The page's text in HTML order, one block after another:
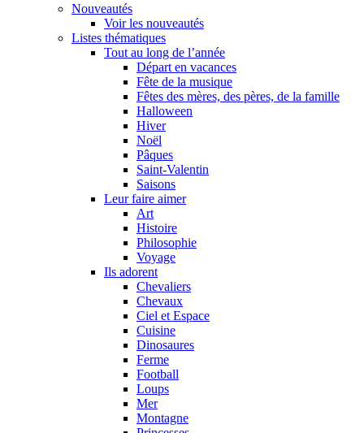
Nouveautés
Voir les nouveautés
Listes thématiques
Tout au long de l’année
Départ en vacances
Fête de la musique
Fêtes des mères, des pères, de la famille
Halloween
Hiver
Noël
Pâques
Saint-Valentin
Saisons
Leur faire aimer
Art
Histoire
Philosophie
Voyage
Ils adorent
Chevaliers
Chevaux
Ciel et Espace
Cuisine
Dinosaures
Ferme
Football
Loups
Mer
Montagne